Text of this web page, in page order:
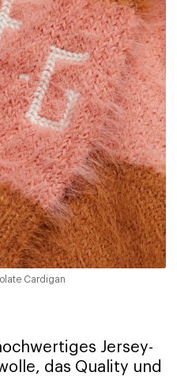
Cardigan
Jersey-
das Quality und